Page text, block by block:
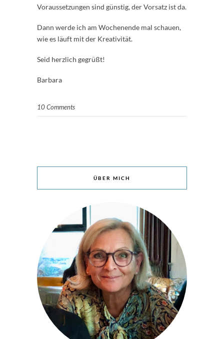
Voraussetzungen sind günstig, der Vorsatz ist da.
Dann werde ich am Wochenende mal schauen,
wie es läuft mit der Kreativität.
Seid herzlich gegrüßt!
Barbara
10 Comments
ÜBER MICH